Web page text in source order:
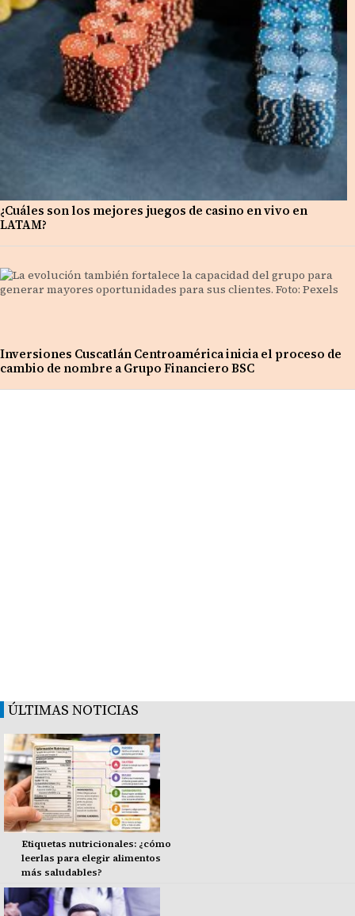
¿Cuáles son los mejores juegos de casino en vivo en
LATAM?
Inversiones Cuscatlán Centroamérica inicia el proceso de
cambio de nombre a Grupo Financiero BSC
ÚLTIMAS NOTICIAS
Etiquetas nutricionales: ¿cómo
leerlas para elegir alimentos
más saludables?